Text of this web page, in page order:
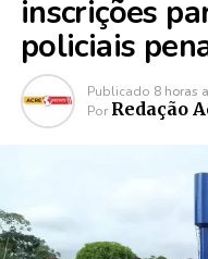
inscrições
policiais
Publicado 8 horas
Por Redação